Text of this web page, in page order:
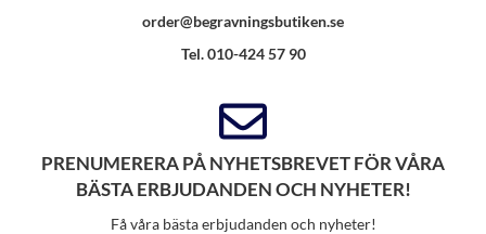
order@begravningsbutiken.se
Tel. 010-424 57 90
PRENUMERERA PÅ NYHETSBREVET FÖR VÅRA
BÄSTA ERBJUDANDEN OCH NYHETER!
Få våra bästa erbjudanden och nyheter!